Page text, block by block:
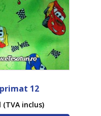
12
(TVA inclus)